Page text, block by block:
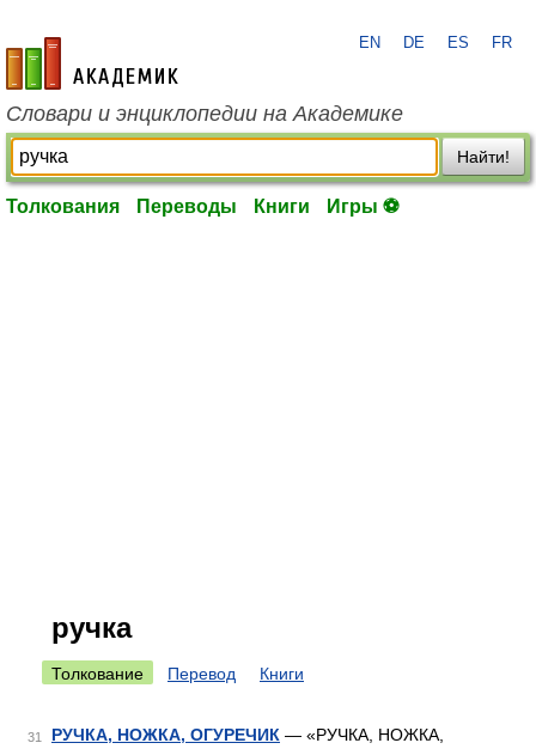
academic.ru
EN DE ES FR
Словари и энциклопедии на Академике
Найти!
Толкования Переводы Книги Игры ⚽
ручка
Толкование Перевод Книги
31 РУЧКА, НОЖКА, ОГУРЕЧИК — «РУЧКА, НОЖКА,